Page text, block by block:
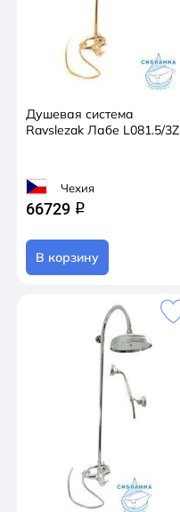
Душевая система
Ravslezak Лабе L081.5/3Z
Чехия
66729 q
В корзину